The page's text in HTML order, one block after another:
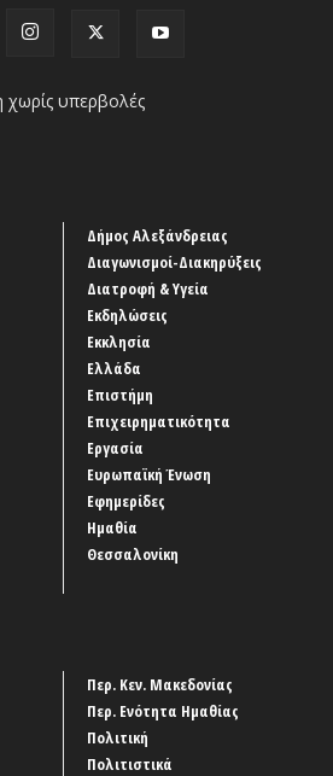
χωρίς υπερβολές
Δήμος Αλεξάνδρειας
Διαγωνισμοί-Διακηρύξεις
Διατροφή & Υγεία
Εκδηλώσεις
Εκκλησία
Ελλάδα
Επιστήμη
Επιχειρηματικότητα
Εργασία
Ευρωπαϊκή Ένωση
Εφημερίδες
Ημαθία
Θεσσαλονίκη
Περ. Κεν. Μακεδονίας
Περ. Ενότητα Ημαθίας
Πολιτική
Πολιτιστικά